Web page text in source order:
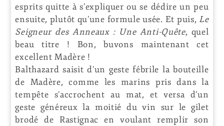
esprits quitte à s’expliquer ou se dédire un peu
ensuite, plutôt qu’une formule usée. Et puis, Le
Seigneur des Anneaux : Une Anti-Quête, quel
beau titre ! Bon, buvons maintenant cet
excellent Madère !
Balthazard saisit d’un geste fébrile la bouteille
de Madère, comme les marins pris dans la
tempête s’accrochent au mat, et versa d’un
geste généreux la moitié du vin sur le gilet
brodé de Rastignac en voulant remplir son